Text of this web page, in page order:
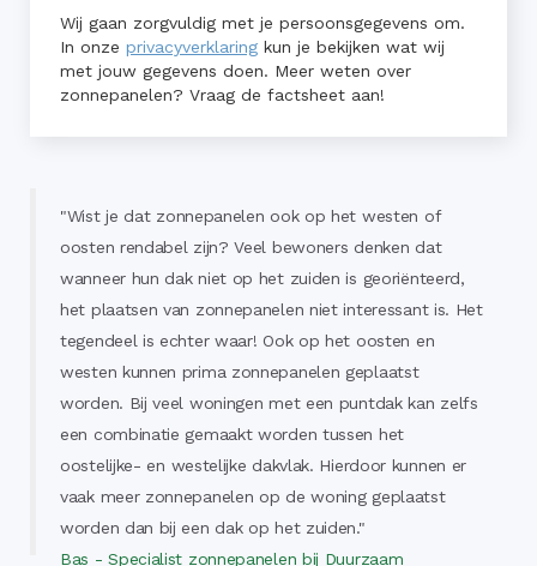
Wij gaan zorgvuldig met je persoonsgegevens om.
In onze privacyverklaring kun je bekijken wat wij
met jouw gegevens doen. Meer weten over
zonnepanelen? Vraag de factsheet aan!
"Wist je dat zonnepanelen ook op het westen of
oosten rendabel zijn? Veel bewoners denken dat
wanneer hun dak niet op het zuiden is georiënteerd,
het plaatsen van zonnepanelen niet interessant is. Het
tegendeel is echter waar! Ook op het oosten en
westen kunnen prima zonnepanelen geplaatst
worden. Bij veel woningen met een puntdak kan zelfs
een combinatie gemaakt worden tussen het
oostelijke- en westelijke dakvlak. Hierdoor kunnen er
vaak meer zonnepanelen op de woning geplaatst
worden dan bij een dak op het zuiden."
Bas - Specialist zonnepanelen bij Duurzaam